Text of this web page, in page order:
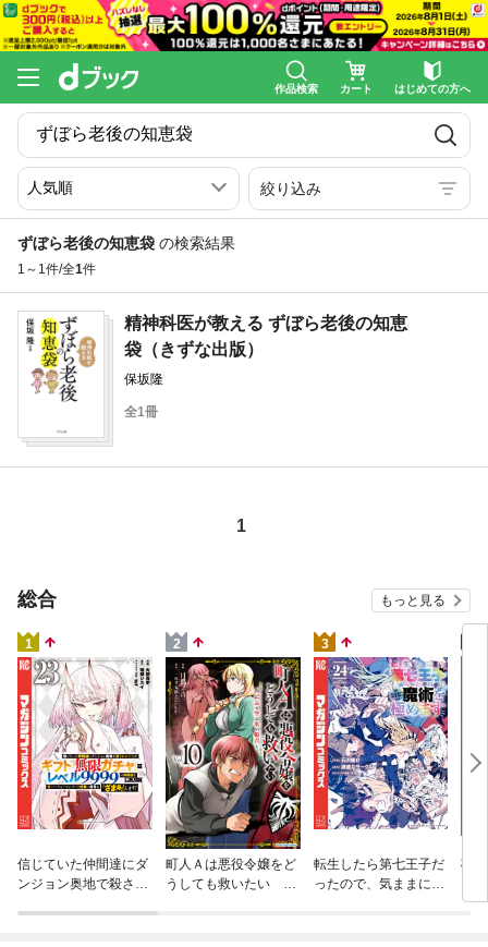
作品検索 カート はじめての方へ
絞り込み
ずぼら老後の知恵袋 の検索結果
1～1件/全1件
精神科医が教える ずぼら老後の知恵
袋（きずな出版）
保坂隆
全1冊
1
総合 もっと見る
1
信じていた仲間達にダ
ンジョン奥地で殺され
2
町人Ａは悪役令嬢をど
うしても救いたい ～
3
転生したら第七王子だ
ったので、気ままに魔
杖